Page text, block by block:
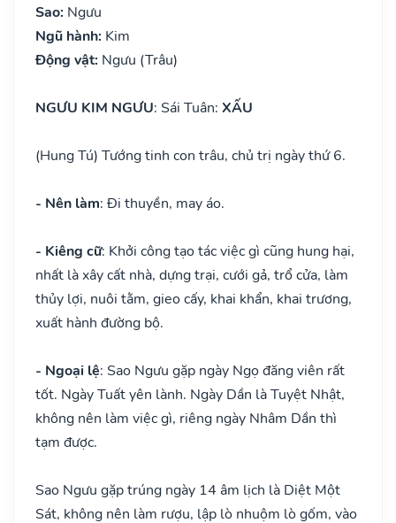
Sao: Ngưu
Ngũ hành: Kim
Động vật: Ngưu (Trâu)
NGƯU KIM NGƯU: Sái Tuân: XẤU
(Hung Tú) Tướng tinh con trâu, chủ trị ngày thứ 6.
- Nên làm: Đi thuyền, may áo.
- Kiêng cữ: Khởi công tạo tác việc gì cũng hung hại,
nhất là xây cất nhà, dựng trại, cưới gả, trổ cửa, làm
thủy lợi, nuôi tằm, gieo cấy, khai khẩn, khai trương,
xuất hành đường bộ.
- Ngoại lệ: Sao Ngưu gặp ngày Ngọ đăng viên rất
tốt. Ngày Tuất yên lành. Ngày Dần là Tuyệt Nhật,
không nên làm việc gì, riêng ngày Nhâm Dần thì
tạm được.
Sao Ngưu gặp trúng ngày 14 âm lịch là Diệt Một
Sát, không nên làm rượu, lập lò nhuộm lò gốm, vào